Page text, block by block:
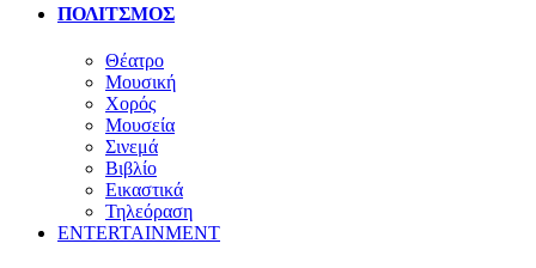
ΠΟΛΙΤΣΜΟΣ
Θέατρο
Μουσική
Χορός
Μουσεία
Σινεμά
Βιβλίο
Εικαστικά
Τηλεόραση
ENTERTAINMENT